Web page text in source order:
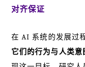
对齐保证
在 AI 系统的发展过
它们的行为与人类